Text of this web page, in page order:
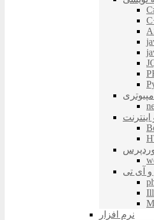
وردپرس
و آی تی
نرم افزار